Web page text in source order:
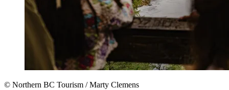
© Northern BC Tourism / Marty Clemens